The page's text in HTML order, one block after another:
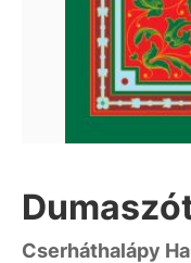
Cserháthalápy